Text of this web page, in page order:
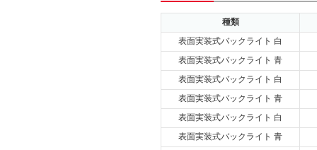
種類
表面実装式バックライト 白
表面実装式バックライト 青
表面実装式バックライト 白
表面実装式バックライト 青
表面実装式バックライト 白
表面実装式バックライト 青